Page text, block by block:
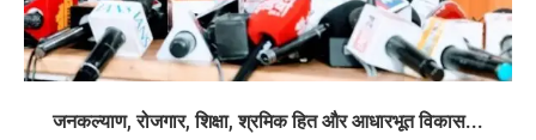
जनकल्याण, रोजगार, शिक्षा, श्रमिक हित और आधारभूत विकास...